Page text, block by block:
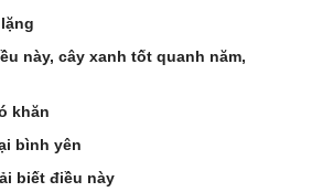
này, cây xanh tốt quanh năm,
khăn
bình yên
biết điều này